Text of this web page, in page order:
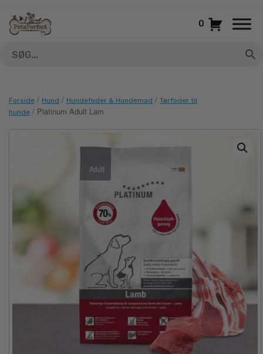
indhold
0
Forside / Hund / Hundefoder & Hundemad / Tørfoder til
hunde / Platinum Adult Lam